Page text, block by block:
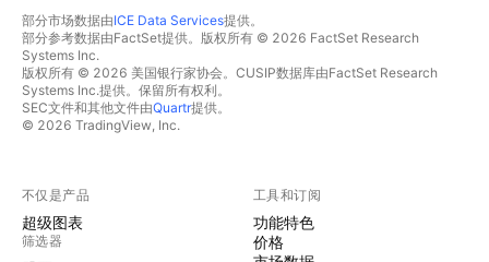
部分市场数据由ICE Data Services提供。
部分参考数据由FactSet提供。版权所有 © 2026 FactSet Research
Systems Inc.
版权所有 © 2026 美国银行家协会。CUSIP数据库由FactSet Research
Systems Inc.提供。保留所有权利。
SEC文件和其他文件由Quartr提供。
© 2026 TradingView, Inc.
不仅是产品
超级图表
筛选器
工具和订阅
功能特色
价格